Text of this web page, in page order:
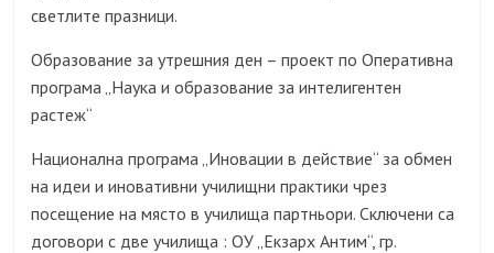
светлите празници.
Образование за утрешния ден – проект по Оперативна
програма „Наука и образование за интелигентен
растеж“
Национална програма „Иновации в действие“ за обмен
на идеи и иновативни училищни практики чрез
посещение на място в училища партньори. Сключени са
договори с две училища : ОУ „Екзарх Антим“, гр.